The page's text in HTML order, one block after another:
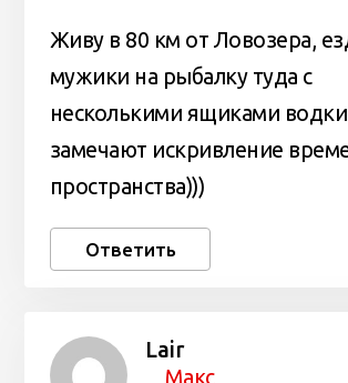
Живу в 80 км от Ловозера,
мужики на рыбалку туда с
несколькими ящиками
замечают искривление
пространства)))
Ответить
Lair
Макс